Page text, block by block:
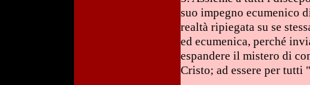
suo impegno ecumenico
realtà ripiegata su se
ed ecumenica, perché
espandere il mistero di
Cristo; ad essere per tutti